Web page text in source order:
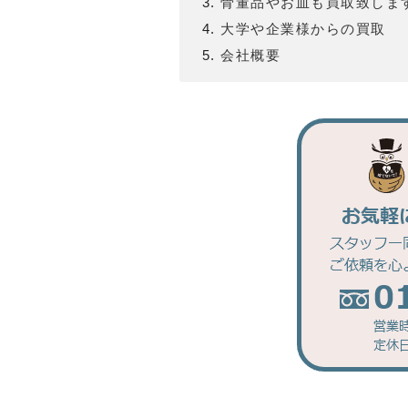
大学や企業様からの買取
会社概要